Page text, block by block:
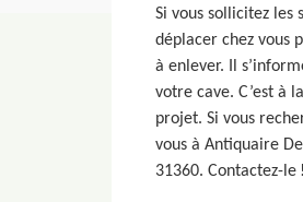
Si vous sollicitez les
déplacer chez vous
à enlever. Il
votre cave. C’est à
projet. Si vous
vous à Antiquaire
31360. Contactez-le !